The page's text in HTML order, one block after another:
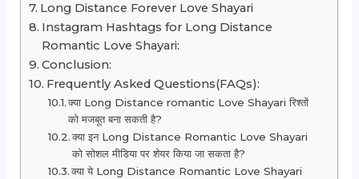
Long Distance Forever Love Shayari
Instagram Hashtags for Long Distance
Romantic Love Shayari:
Conclusion:
Frequently Asked Questions(FAQs):
क्या Long Distance romantic Love Shayari रिश्तों
को मजबूत बना सकती है?
क्या इन Long Distance Romantic Love Shayari
को सोशल मीडिया पर शेयर किया जा सकता है?
क्या ये Long Distance Romantic Love Shayari